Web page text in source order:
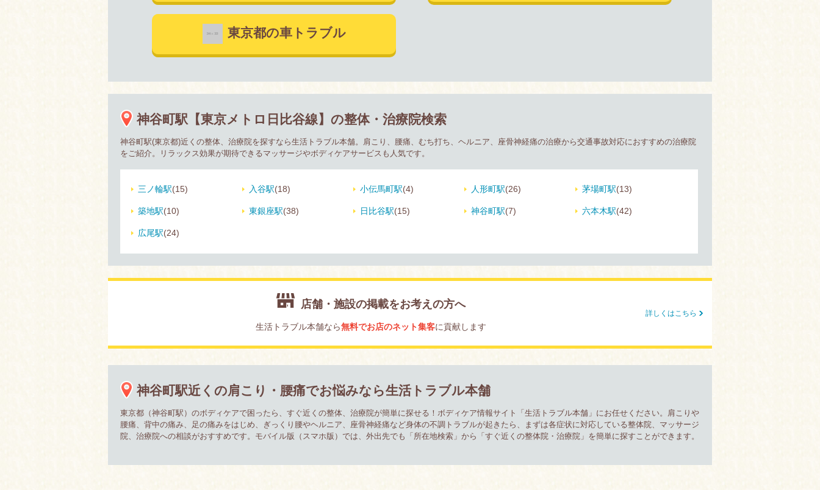
東京都の車トラブル
神谷町駅【東京メトロ日比谷線】の整体・治療院検索
神谷町駅(東京都)近くの整体、治療院を探すなら生活トラブル本舗。肩こり、腰痛、むち打ち、ヘルニア、座骨神経痛の治療から交通事故対応におすすめの治療院
をご紹介。リラックス効果が期待できるマッサージやボディケアサービスも人気です。
三ノ輪駅(15) 入谷駅(18) 小伝馬町駅(4) 人形町駅(26) 茅場町駅(13)
築地駅(10) 東銀座駅(38) 日比谷駅(15) 神谷町駅(7) 六本木駅(42)
広尾駅(24)
店舗・施設の掲載をお考えの方へ
生活トラブル本舗なら無料でお店のネット集客に貢献します
詳しくはこちら
神谷町駅近くの肩こり・腰痛でお悩みなら生活トラブル本舗
東京都（神谷町駅）のボディケアで困ったら、すぐ近くの整体、治療院が簡単に探せる！ボディケア情報サイト「生活トラブル本舗」にお任せください。肩こりや
腰痛、背中の痛み、足の痛みをはじめ、ぎっくり腰やヘルニア、座骨神経痛など身体の不調トラブルが起きたら、まずは各症状に対応している整体院、マッサージ
院、治療院への相談がおすすめです。モバイル版（スマホ版）では、外出先でも「所在地検索」から「すぐ近くの整体院・治療院」を簡単に探すことができます。